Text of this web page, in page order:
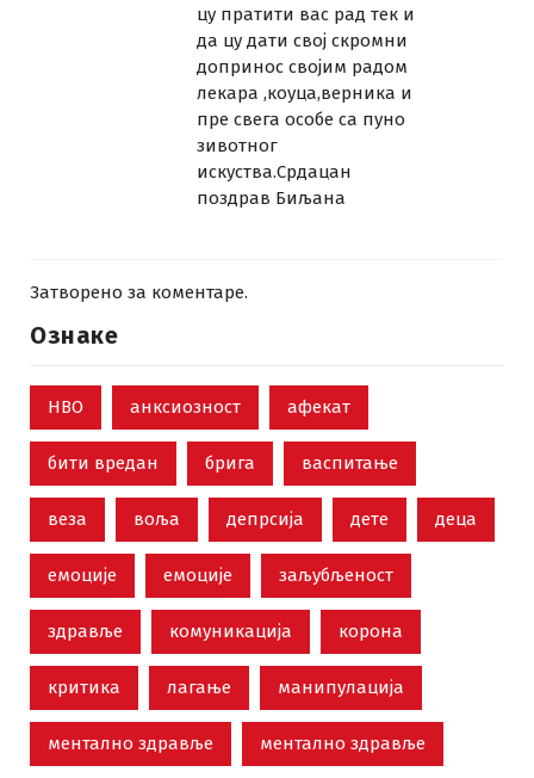
цу пратити вас рад тек и
да цу дати свој скромни
допринос својим радом
лекара ,коуца,верника и
пре свега особе са пуно
зивотног
искуства.Срдацан
поздрав Биљана
Затворено за коментаре.
Ознаке
НВО анксиозност афекат
бити вредан брига васпитање
веза воља депрсија дете деца
емоције емоције заљубљеност
здравље комуникација корона
критика лагање манипулација
ментално здравље ментално здравље